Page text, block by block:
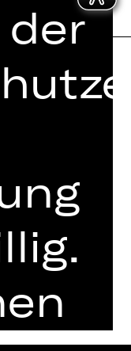
der